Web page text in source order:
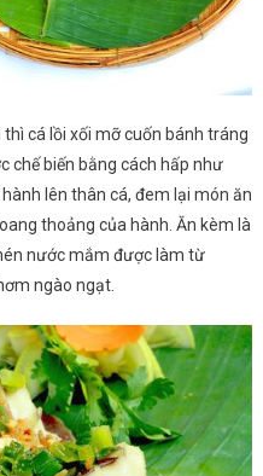
cá lồi xối mỡ cuốn bánh tráng
chế biến bằng cách hấp như
lên thân cá, đem lại món ăn
thoảng của hành. Ăn kèm là
nước mắm được làm từ
ngào ngạt.